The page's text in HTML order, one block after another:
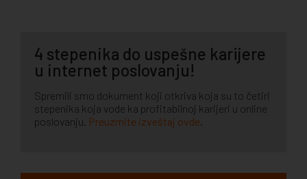
4 stepenika do uspešne karijere
u internet poslovanju!
Spremili smo dokument koji otkriva koja su to četiri
stepenika koja vode ka profitabilnoj karijeri u online
poslovanju. Preuzmite izveštaj ovde